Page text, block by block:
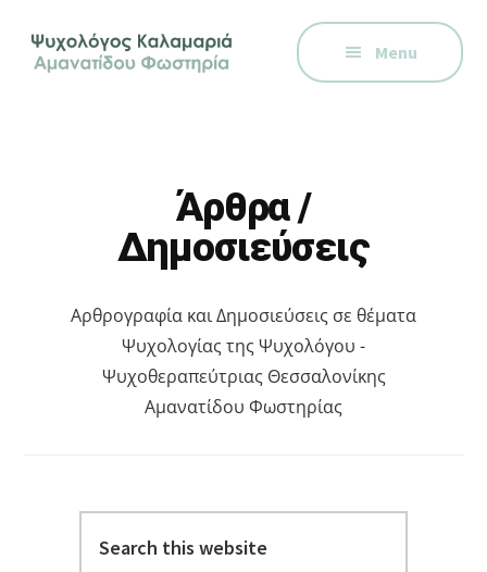
primary
footer
menu
Ψυχολόγος
στην
Συμπεριφορική
Ψυχοθεραπεία
Menu
Άρθρα /
Δημοσιεύσεις
Αρθρογραφία και Δημοσιεύσεις σε θέματα
Ψυχολογίας της Ψυχολόγου -
Ψυχοθεραπεύτριας Θεσσαλονίκης
Αμανατίδου Φωστηρίας